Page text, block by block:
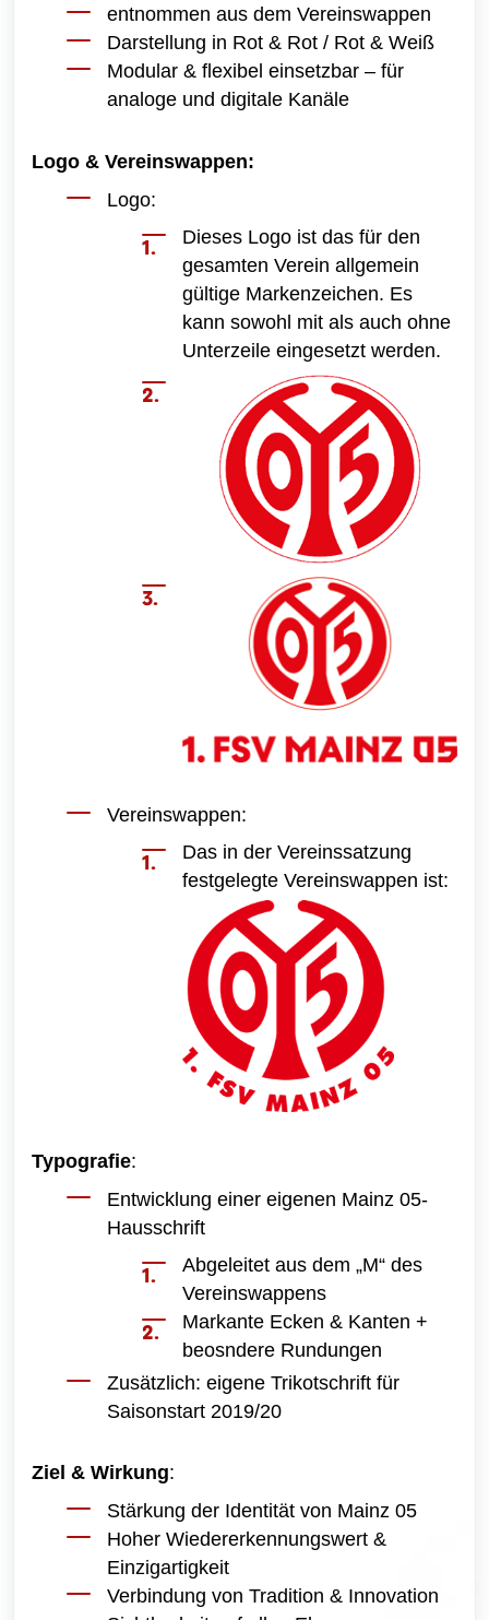
entnommen aus dem Vereinswappen
Darstellung in Rot & Rot / Rot & Weiß
Modular & flexibel einsetzbar – für
analoge und digitale Kanäle
Logo & Vereinswappen:
Logo:
Dieses Logo ist das für den
gesamten Verein allgemein
gültige Markenzeichen. Es
kann sowohl mit als auch ohne
Unterzeile eingesetzt werden.
Vereinswappen:
Das in der Vereinssatzung
festgelegte Vereinswappen ist:
Typografie:
Entwicklung einer eigenen Mainz 05-
Hausschrift
Abgeleitet aus dem „M“ des
Vereinswappens
Markante Ecken & Kanten +
beosndere Rundungen
Zusätzlich: eigene Trikotschrift für
Saisonstart 2019/20
Ziel & Wirkung:
Stärkung der Identität von Mainz 05
Hoher Wiedererkennungswert &
Einzigartigkeit
Verbindung von Tradition & Innovation